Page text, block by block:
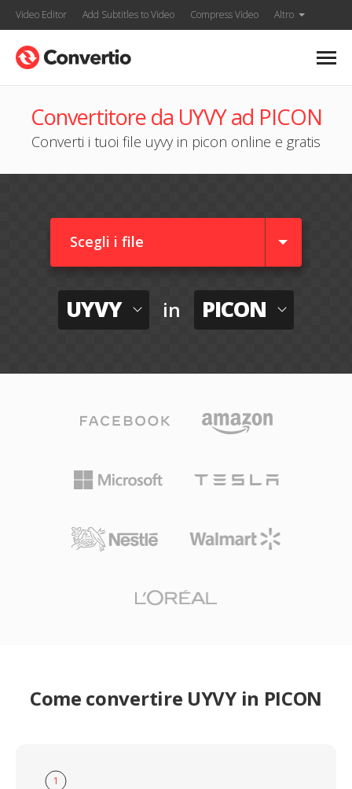
Video Editor Add Subtitles to Video Compress Video Altro
Convertitore da UYVY ad PICON
Converti i tuoi file uyvy in picon online e gratis
Scegli i file
UYVY in PICON
Come convertire UYVY in PICON
1